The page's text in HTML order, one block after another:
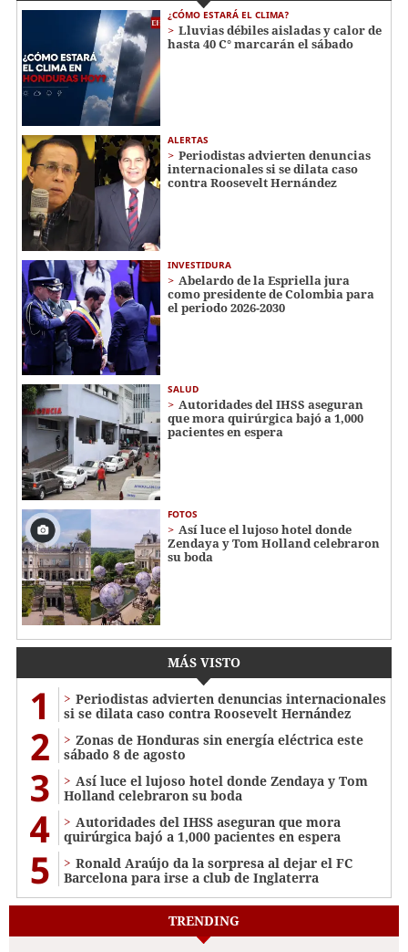
¿CÓMO ESTARÁ EL CLIMA?
Lluvias débiles aisladas y calor de
hasta 40 C° marcarán el sábado
ALERTAS
Periodistas advierten denuncias
internacionales si se dilata caso
contra Roosevelt Hernández
INVESTIDURA
Abelardo de la Espriella jura
como presidente de Colombia para
el periodo 2026-2030
SALUD
Autoridades del IHSS aseguran
que mora quirúrgica bajó a 1,000
pacientes en espera
FOTOS
Así luce el lujoso hotel donde
Zendaya y Tom Holland celebraron
su boda
MÁS VISTO
1
Periodistas advierten denuncias internacionales
si se dilata caso contra Roosevelt Hernández
2
Zonas de Honduras sin energía eléctrica este
sábado 8 de agosto
3
Así luce el lujoso hotel donde Zendaya y Tom
Holland celebraron su boda
4
Autoridades del IHSS aseguran que mora
quirúrgica bajó a 1,000 pacientes en espera
5
Ronald Araújo da la sorpresa al dejar el FC
Barcelona para irse a club de Inglaterra
TRENDING